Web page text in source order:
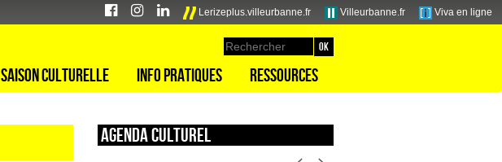
Lerizeplus.villeurbanne.fr Villeurbanne.fr Viva en ligne
Saison culturelle Info pratiques Ressources
Agenda culturel